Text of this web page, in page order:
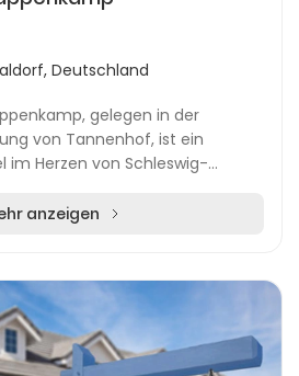
Deutschland
gelegen in der
von Tannenhof, ist ein
im Herzen von Schleswig-
anzeigen